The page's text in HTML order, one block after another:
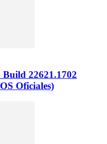
22621.1702
Oficiales)